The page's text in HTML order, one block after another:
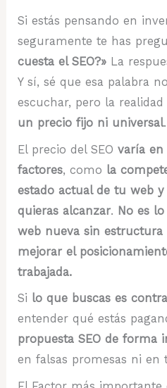
Si estás pensando en
seguramente te has
cuesta el SEO?» La
Y sí, sé que esa palabra
escuchar, pero la
un precio fijo ni universal.
El precio del SEOvaría
factores, como la
estado actual de tu web
quieras alcanzar. No es
web nueva sin
mejorar el
trabajada.
Si lo que buscas es
entender qué estás
propuesta SEO de forma
en falsas promesas ni en